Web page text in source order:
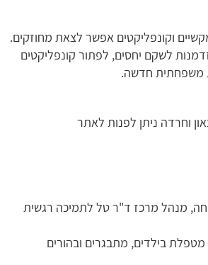
וקונפליקטים אפשר לצאת מחוזקים.
לשקם יחסים, לפתור קונפליקטים
משפחתית חדשה.
וחרדה ניתן לפנות לאתר
מנהל מרכז ד"ר טל לתמיכה רגשית
מטפלת בילדים, מתבגרים ובהורים